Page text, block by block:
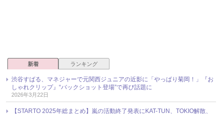
新着 ランキング
渋谷すばる、マネジャーで元関西ジュニアの近影に「やっぱり菊岡！」『お
しゃれクリップ』“バックショット登場”で再び話題に
2026年3月22日
【STARTO 2025年総まとめ】嵐の活動終了発表にKAT-TUN、TOKIO解散、